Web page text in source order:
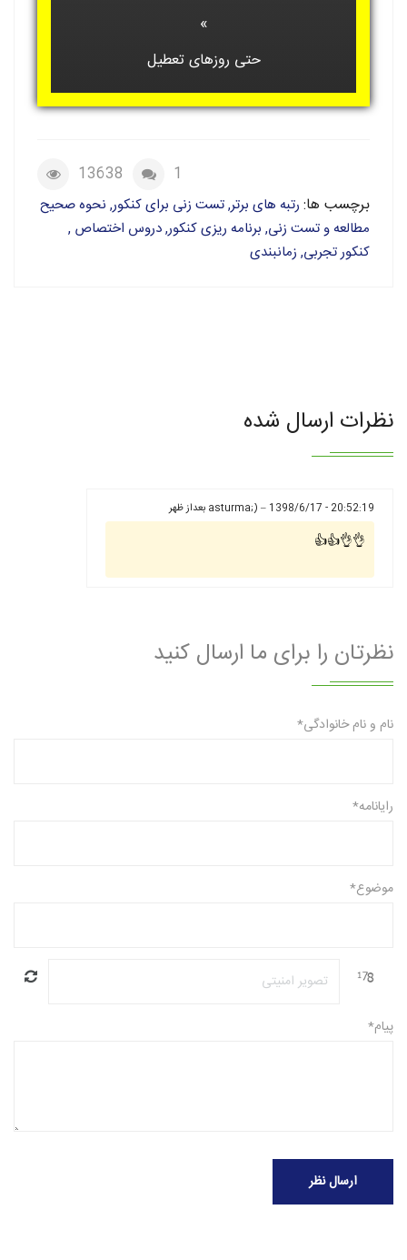
»
حتی روزهای تعطیل
13638
1
برچسب ها: رتبه های برتر, تست زنی برای کنکور, نحوه صحیح
مطالعه و تست زنی, برنامه ریزی کنکور, دروس اختصاص ,
کنکور تجربی, زمانبندی
نظرات ارسال شده
asturma;) – 1398/6/17 - 20:52:19 بعداز ظهر
👌👌👍👍
نظرتان را برای ما ارسال کنید
نام و نام خانوادگی*
رایانامه*
موضوع*
پیام*
ارسال نظر